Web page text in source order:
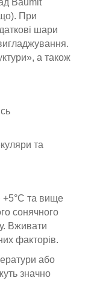
При
шари
а також
та
+5°С та вище
сонячного
Вживати
факторів.
або
значно